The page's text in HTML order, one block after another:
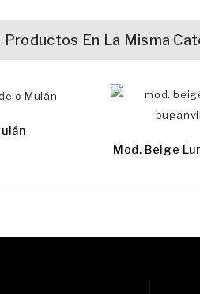
Productos En La Misma